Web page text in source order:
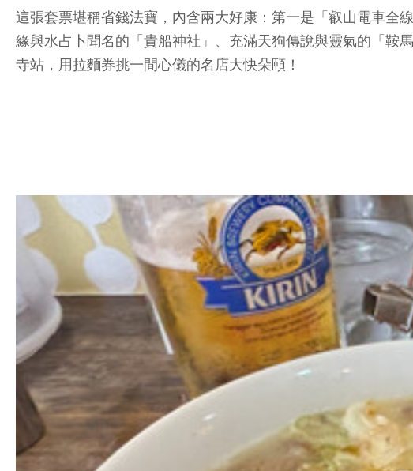
這張套票堪稱省錢法寶，內含兩大好康：第一是「叡山電車全
緣與水占卜聞名的「貴船神社」、充滿天狗傳說與靈氣的「鞍
寺站，用拉麵券挑一間心儀的名店大快朵頤！